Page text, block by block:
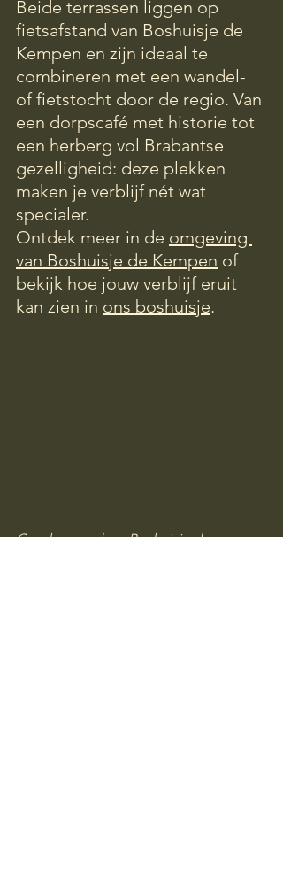
Beide terrassen liggen op
fietsafstand van Boshuisje de
Kempen en zijn ideaal te
combineren met een wandel-
of fietstocht door de regio. Van
een dorpscafé met historie tot
een herberg vol Brabantse
gezelligheid: deze plekken
maken je verblijf nét wat
specialer.
Ontdek meer in de omgeving
van Boshuisje de Kempen of
bekijk hoe jouw verblijf eruit
kan zien in ons boshuisje.
Geschreven door Boshuisje de